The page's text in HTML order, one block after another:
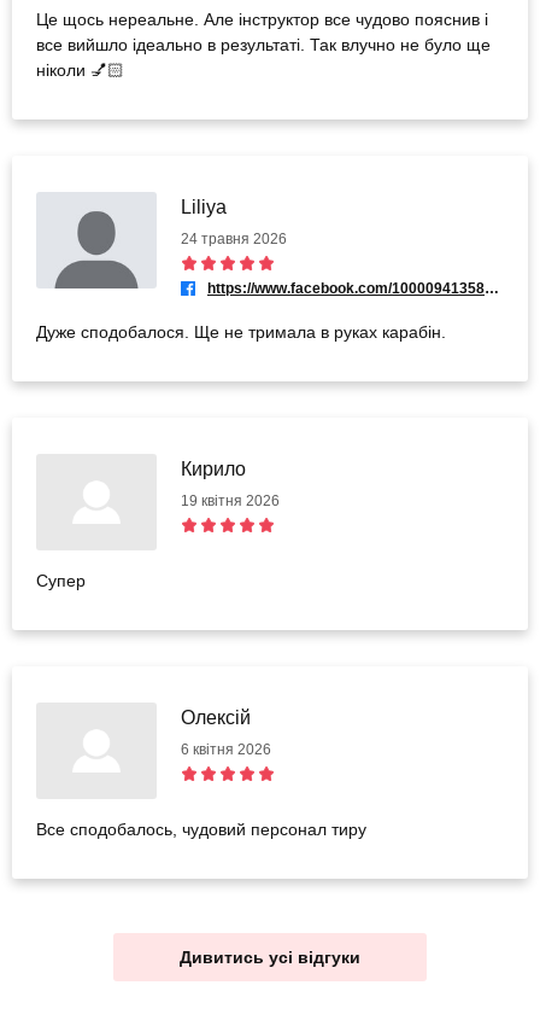
Це щось нереальне. Але інструктор все чудово пояснив і
все вийшло ідеально в результаті. Так влучно не було ще
ніколи 💅🏻
Liliya
24 травня 2026
https://www.facebook.com/100009413583676
Дуже сподобалося. Ще не тримала в руках карабін.
Кирило
19 квітня 2026
Супер
Олексій
6 квітня 2026
Все сподобалось, чудовий персонал тиру
Дивитись усі відгуки